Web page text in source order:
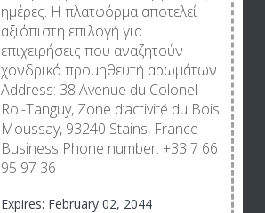
ημέρες. Η πλατφόρμα αποτελεί
αξιόπιστη επιλογή για
επιχειρήσεις που αναζητούν
χονδρικό προμηθευτή αρωμάτων.
Address: 38 Avenue du Colonel
Rol-Tanguy, Zone d’activité du Bois
Moussay, 93240 Stains, France
Business Phone number: +33 7 66
95 97 36
Expires: February 02, 2044